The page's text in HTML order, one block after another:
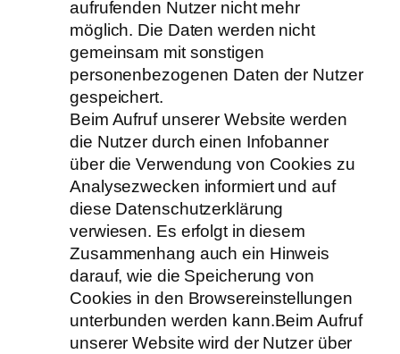
aufrufenden Nutzer nicht mehr
möglich. Die Daten werden nicht
gemeinsam mit sonstigen
personenbezogenen Daten der Nutzer
gespeichert.
Beim Aufruf unserer Website werden
die Nutzer durch einen Infobanner
über die Verwendung von Cookies zu
Analysezwecken informiert und auf
diese Datenschutzerklärung
verwiesen. Es erfolgt in diesem
Zusammenhang auch ein Hinweis
darauf, wie die Speicherung von
Cookies in den Browsereinstellungen
unterbunden werden kann.Beim Aufruf
unserer Website wird der Nutzer über